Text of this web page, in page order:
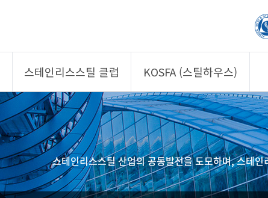
스테인리스스틸 클럽
제품소개
회원사
클럽 소개
정보/자문
사진/영상
KOSFA (스틸하우스)
제품소개
회원사
KOSFA
알림/자료
사진/영상
스테인리스스틸 산업의 공동발전을 도모하며, 스테